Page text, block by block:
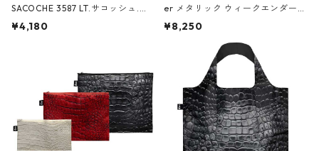
SACOCHE 3587 LT.サコッシュ.ル
ミエ-B ショルダーバッグ グロスピ
¥4,180
er メタリック ウィークエンダー
ボストンバッグ ショルダーバッグ
Black ジャン=ミッシェル・バスキ
ア/クラウン ブラック
¥8,250